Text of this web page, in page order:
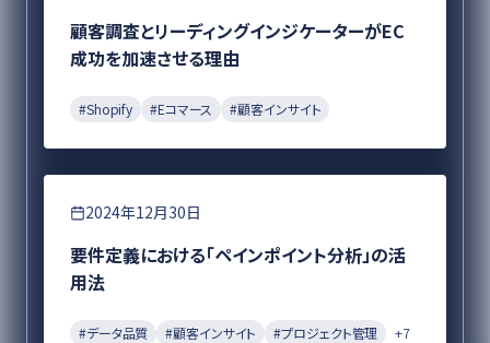
顧客調査とリーディングインジケーターがEC
成功を加速させる理由
#Shopify #Eコマース #顧客インサイト
要件定義
2024年12月30日
要件定義における「ペインポイント分析」の活
用法
#データ品質 #顧客インサイト #プロジェクト管理 +7